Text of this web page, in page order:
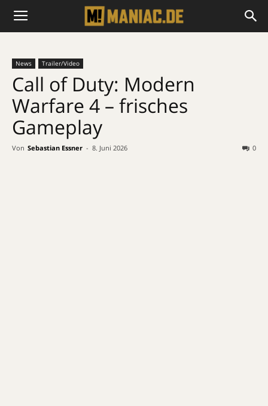
News Trailer/Video
Call of Duty: Modern
Warfare 4 – frisches
Gameplay
Von Sebastian Essner - 8. Juni 2026 0